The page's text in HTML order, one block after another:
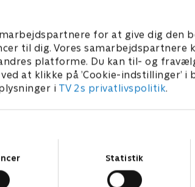
for at give dig den
til dig. Vores samarbejdspartnere
platforme. Du kan til- og
at klikke på ’Cookie-indstillinger’ i
i TV 2s privatlivspolitik.
Statistik